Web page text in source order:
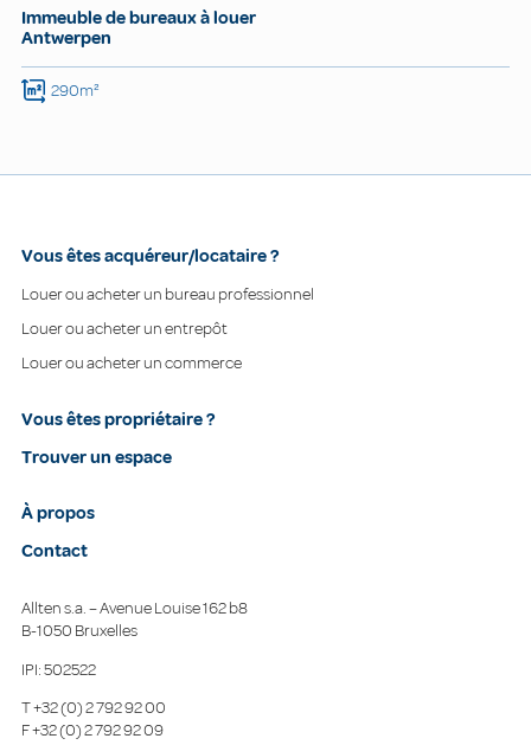
Immeuble de bureaux à louer
Antwerpen
290m²
Vous êtes acquéreur/locataire ?
Louer ou acheter un bureau professionnel
Louer ou acheter un entrepôt
Louer ou acheter un commerce
Vous êtes propriétaire ?
Trouver un espace
À propos
Contact
Allten s.a. – Avenue Louise 162 b8
B-1050 Bruxelles
IPI: 502522
T+32 (0) 2 792 92 00
F+32 (0) 2 792 92 09